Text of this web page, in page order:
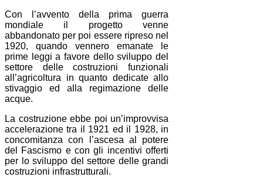
Con l’avvento della prima guerra
mondiale il progetto venne
abbandonato per poi essere ripreso nel
1920, quando vennero emanate le
prime leggi a favore dello sviluppo del
settore delle costruzioni funzionali
all’agricoltura in quanto dedicate allo
stivaggio ed alla regimazione delle
acque.
La costruzione ebbe poi un’improvvisa
accelerazione tra il 1921 ed il 1928, in
concomitanza con l’ascesa al potere
del Fascismo e con gli incentivi offerti
per lo sviluppo del settore delle grandi
costruzioni infrastrutturali.